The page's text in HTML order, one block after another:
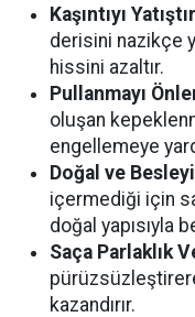
Kaşıntıyı
derisini nazikçe
hissini azaltır.
Pullanmayı
oluşan
engellemeye
Doğal ve
içermediği için
doğal yapısıyla
Saça Parlaklık
kazandırır.